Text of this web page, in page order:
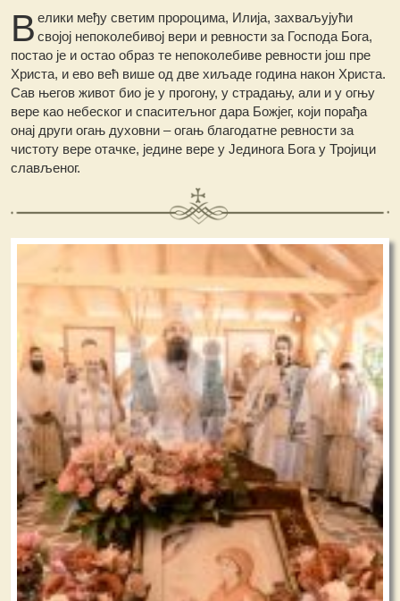
В елики међу светим пророцима, Илија, захваљујући
својој непоколебивој вери и ревности за Господа Бога,
постао је и остао образ те непоколебиве ревности још пре
Христа, и ево већ више од две хиљаде година након Христа.
Сав његов живот био је у прогону, у страдању, али и у огњу
вере као небеског и спаситељног дара Божјег, који порађа
онај други огањ духовни – огањ благодатне ревности за
чистоту вере отачке, једине вере у Јединога Бога у Тројици
слављеног.